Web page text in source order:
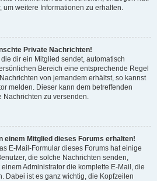
um weitere Informationen zu erhalten.
Private Nachrichten!
dir ein Mitglied sendet, automatisch
Bereich eine entsprechende Regel
von jemandem erhältst, so kannst
melden. Dieser kann dem betreffenden
Nachrichten zu versenden.
einem Mitglied dieses Forums erhalten!
E-Mail-Formular dieses Forums hat einige
die solche Nachrichten senden,
Administrator die komplette E-Mail, die
Dabei ist es ganz wichtig, die Kopfzeilen